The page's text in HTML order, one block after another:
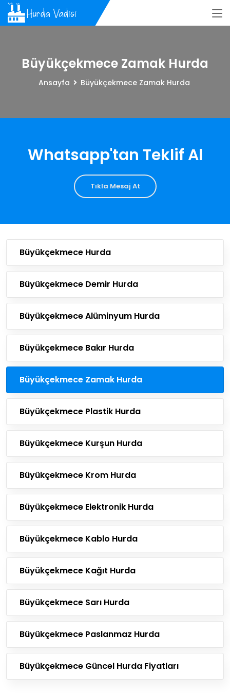
Büyükçekmece Zamak Hurda
Ansayfa Büyükçekmece Zamak Hurda
Whatsapp'tan Teklif Al
Tıkla Mesaj At
Büyükçekmece Hurda
Büyükçekmece Demir Hurda
Büyükçekmece Alüminyum Hurda
Büyükçekmece Bakır Hurda
Büyükçekmece Zamak Hurda
Büyükçekmece Plastik Hurda
Büyükçekmece Kurşun Hurda
Büyükçekmece Krom Hurda
Büyükçekmece Elektronik Hurda
Büyükçekmece Kablo Hurda
Büyükçekmece Kağıt Hurda
Büyükçekmece Sarı Hurda
Büyükçekmece Paslanmaz Hurda
Büyükçekmece Güncel Hurda Fiyatları